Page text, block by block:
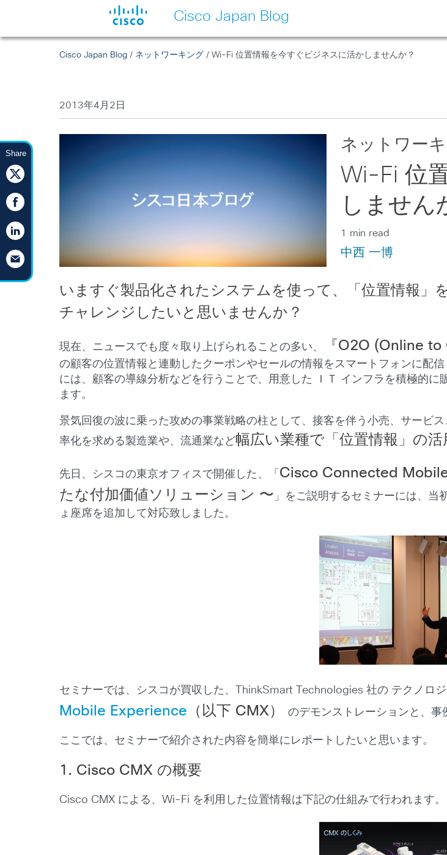
Cisco Japan Blog
Share
Cisco Japan Blog / ネットワーキング / Wi-Fi 位置情報を今すぐビジネスに活かしませんか？
2013年4月2日
ネットワー
Wi-Fi 位
しません
1 min read
中西 一博
いますぐ製品化されたシステムを使って、「位置情報」
チャレンジしたいと思いませんか？
現在、ニュースでも度々取り上げられることの多い、 『O2O (Online
の顧客の位置情報と連動したクーポンやセールの情報をスマートフォンに配
には、顧客の導線分析などを行うことで、用意した ＩＴ インフラを積極的
ます。
景気回復の波に乗った攻めの事業戦略の柱として、接客を伴う小売、サービ
率化を求める製造業や、流通業など幅広い業種で「位置情報」の
先日、シスコの東京オフィスで開催した、「 Cisco Connected
たな付加価値ソリューション 〜 」をご説明するセミナーには、当
ょ座席を追加して対応致しました。
セミナーでは、シスコが買収した、ThinkSmart Technologies 社の テクノロ
Mobile Experience （以下 CMX）のデモンストレーションと、事
ここでは、セミナーで紹介された内容を簡単にレポートしたいと思います。
1. Cisco CMX の概要
Cisco CMX による、Wi-Fi を利用した位置情報は下記の仕組みで行われます。